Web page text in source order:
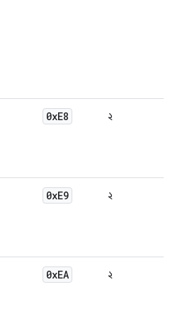
0xE8 ২
0xE9 ২
0xEA ২